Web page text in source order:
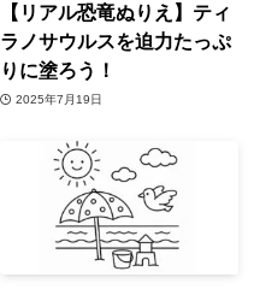
【リアル恐竜ぬりえ】ティ
ラノサウルスを迫力たっぷ
りに塗ろう！
2025年7月19日